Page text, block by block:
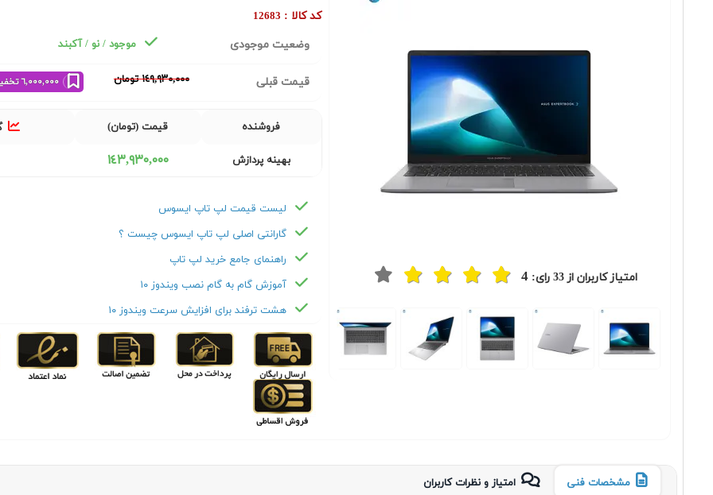
امتیاز کاربران از33 رای:4
Previous
Next
کد کالا : 12683
وضعیت موجودی موجود / نو / آکبند
قیمت قبلی ١٤٩,٩٣٠,٠٠٠ تومان ٦,٠٠٠,٠٠٠ تخفیف خرید نقدی
فروشنده قیمت (تومان)
بهینه پردازش ١٤٣,٩٣٠,٠٠٠
لیست قیمت لپ تاپ ایسوس
گارانتی اصلی لپ تاپ ایسوس چیست ؟
راهنمای جامع خرید لپ تاپ
آموزش گام به گام نصب ویندوز ۱۰
هشت ترفند برای افزایش سرعت ویندوز ۱۰
مشخصات فنی امتیاز و نظرات کاربران